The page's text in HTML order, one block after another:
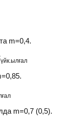
m=0,4.
үйк.ылғал
m=0,7 (0,5).